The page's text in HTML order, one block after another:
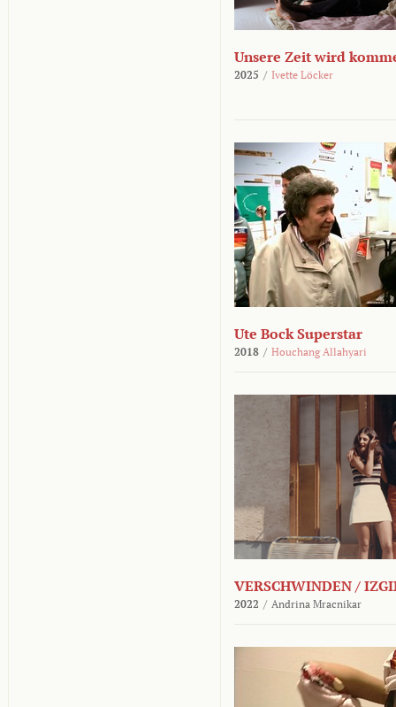
Unsere Zeit wird
2025 / Ivette Löcker
Ute Bock Superstar
2018 / Houchang Allahyari
VERSCHWINDEN /
2022 / Andrina Mracnikar